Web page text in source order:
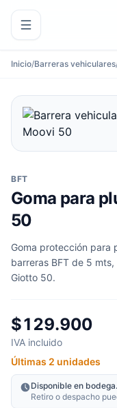
Ir al contenido
Inicio/Barreras vehiculares
BFT
Goma para
50
Goma protección para
barreras BFT de 5
Giotto 50.
$129.900
IVA incluido
Últimas 2 unidades
Disponible en bodega.
Retiro o despacho